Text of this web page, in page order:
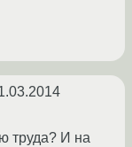
труда? И на